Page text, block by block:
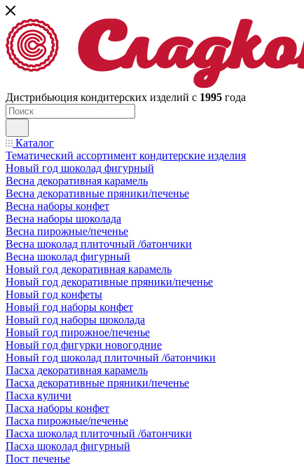
Дистрибьюция кондитерских изделий с 1995 года
Каталог
Тематический ассортимент кондитерские изделия
Новый год шоколад фигурный
Весна декоративная карамель
Весна декоративные пряники/печенье
Весна наборы конфет
Весна наборы шоколада
Весна пирожные/печенье
Весна шоколад плиточный /батончики
Весна шоколад фигурный
Новый год декоративная карамель
Новый год декоративные пряники/печенье
Новый год конфеты
Новый год наборы конфет
Новый год наборы шоколада
Новый год пирожное/печенье
Новый год фигурки новогодние
Новый год шоколад плиточный /батончики
Пасха декоративная карамель
Пасха декоративные пряники/печенье
Пасха куличи
Пасха наборы конфет
Пасха пирожные/печенье
Пасха шоколад плиточный /батончики
Пасха шоколад фигурный
Пост печенье